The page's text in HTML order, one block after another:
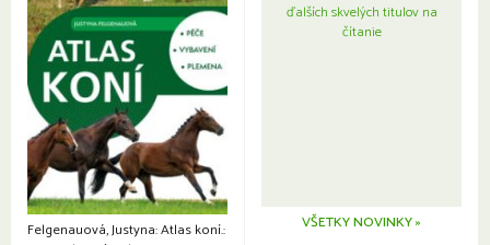
Felgenauová, Justyna: Atlas koní.:
ďalších skvelých titulov na
čítanie
VŠETKY NOVINKY »